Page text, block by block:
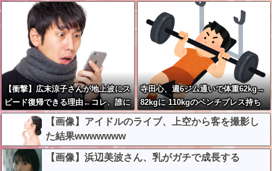
【衝撃】広末涼子さんが地上波にス
ピード復帰できる理由←コレ、誰に
も分からない模様w w w w w w w
寺田心、週6ジム通いで体重62kg→
82kgに 110kgのベンチプレス持ち
上げる姿披露
【画像】アイドルのライブ、上空から客を撮影し
た結果wwwwwww
【画像】浜辺美波さん、乳がガチで成長する